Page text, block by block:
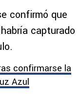
confirmó que
capturado
confirmarse la
Azul